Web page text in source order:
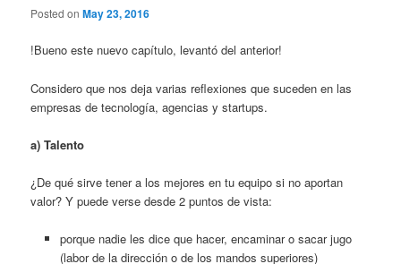
Posted onMay 23, 2016
!Bueno este nuevo capítulo, levantó del anterior!
Considero que nos deja varias reflexiones que suceden en las
empresas de tecnología, agencias y startups.
a) Talento
¿De qué sirve tener a los mejores en tu equipo si no aportan
valor? Y puede verse desde 2 puntos de vista:
porque nadie les dice que hacer, encaminar o sacar jugo
(labor de la dirección o de los mandos superiores)